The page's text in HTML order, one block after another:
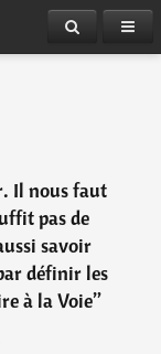
Il nous faut
pas de
savoir
définir les
à la Voie”